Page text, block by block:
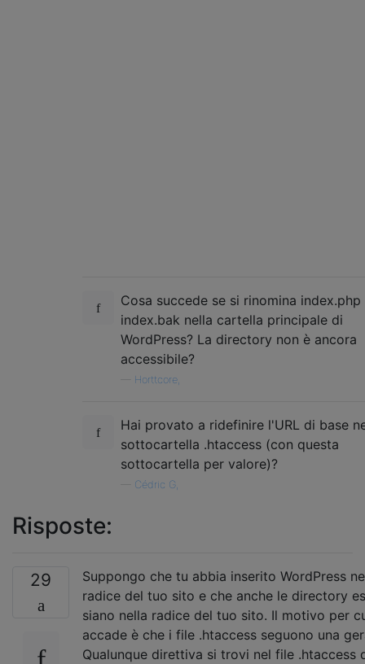
Cosa succede se si rinomina index.php
index.bak nella cartella principale di
WordPress? La directory non è ancora
accessibile?
Horttcore,
Hai provato a ridefinire l'URL di base
sottocartella .htaccess (con questa
sottocartella per valore)?
Cédric G,
Risposte:
29
Suppongo che tu abbia inserito WordPress
radice del tuo sito e che anche le directory
siano nella radice del tuo sito. Il motivo per
accade è che i file .htaccess seguono una
Qualunque direttiva si trovi nel file .htaccess